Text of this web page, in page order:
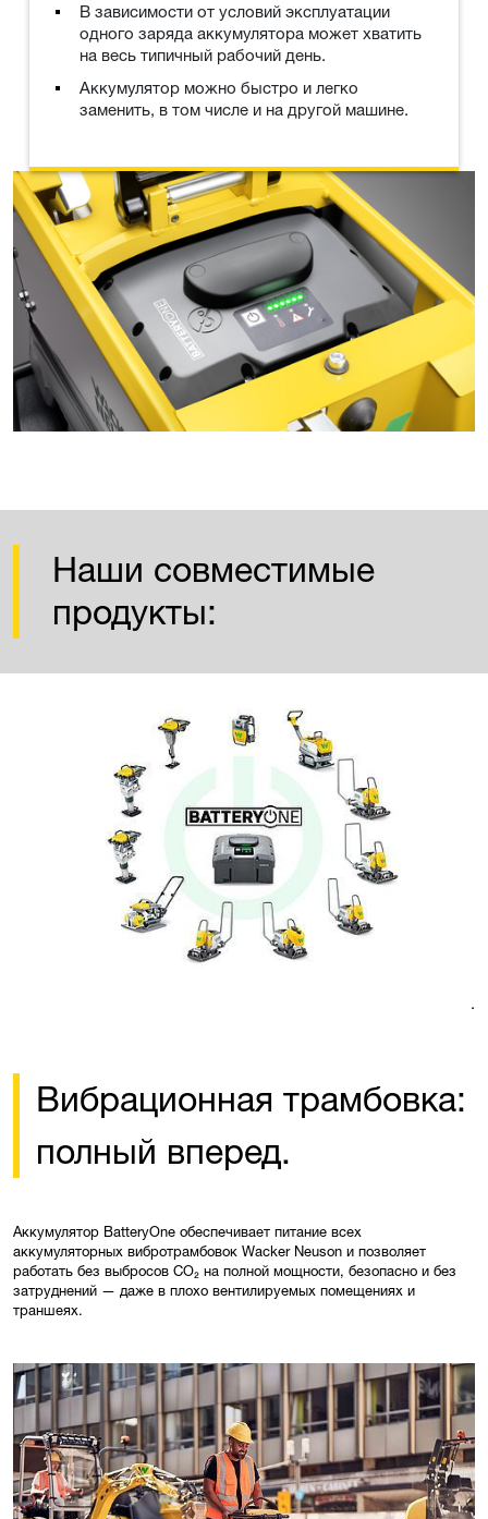
В зависимости от условий эксплуатации
одного заряда аккумулятора может хватить
на весь типичный рабочий день.
Аккумулятор можно быстро и легко
заменить, в том числе и на другой машине.
Наши совместимые
продукты:
.
Вибрационная трамбовка:
полный вперед.
BatteryOne обеспечивает питание всех
вибротрамбовок Wacker Neuson и позволяет
без выбросов CO₂ на полной мощности, безопасно и без
— даже в плохо вентилируемых помещениях и